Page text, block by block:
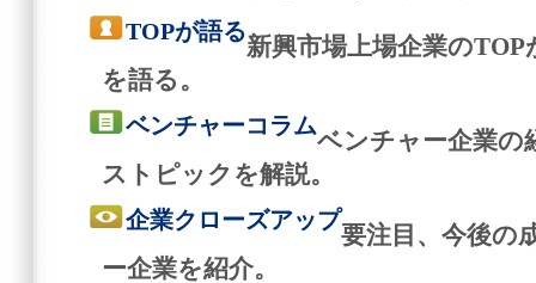
TOPが語る
新興市場上場企業の
を語る。
ベンチャーコラム
ベンチャー企業の
ストピックを解説。
企業クローズアップ
要注目、今後の
ー企業を紹介。